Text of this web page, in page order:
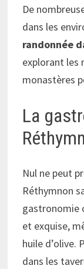
De
dans les
randonnée
explorant les
monastères
La
Nul ne peut
Réthymnon
gastronomie
et exquise,
huile d’olive.
dans les